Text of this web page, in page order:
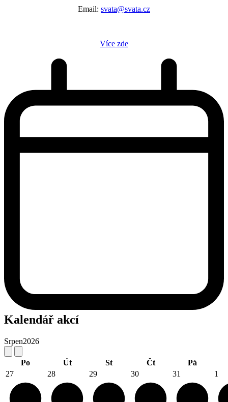
Email: svata@svata.cz
Více zde
Kalendář akcí
Srpen2026
Po Út St Čt
Pá
27
28 29 30 31 1